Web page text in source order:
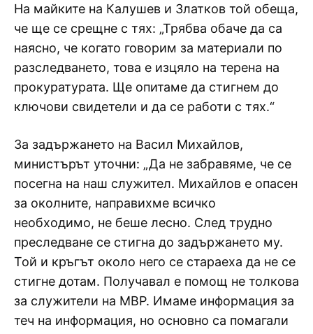
На майките на Калушев и Златков той обеща,
че ще се срещне с тях: „Трябва обаче да са
наясно, че когато говорим за материали по
разследването, това е изцяло на терена на
прокуратурата. Ще опитаме да стигнем до
ключови свидетели и да се работи с тях.“
За задържането на Васил Михайлов,
министърът уточни: „Да не забравяме, че се
посегна на наш служител. Михайлов е опасен
за околните, направихме всичко
необходимо, не беше лесно. След трудно
преследване се стигна до задържането му.
Той и кръгът около него се стараеха да не се
стигне дотам. Получавал е помощ не толкова
за служители на МВР. Имаме информация за
теч на информация, но основно са помагали